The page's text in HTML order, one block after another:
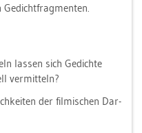
las­sen sich Ge­dich­te
ver­mit­teln?
der fil­mi­schen Dar­